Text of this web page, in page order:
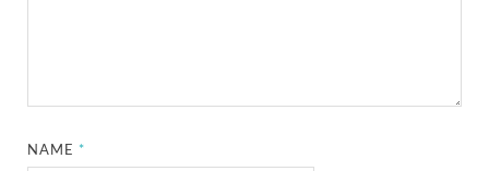
NAME*